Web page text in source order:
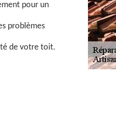
pour un
problèmes
de votre toit.